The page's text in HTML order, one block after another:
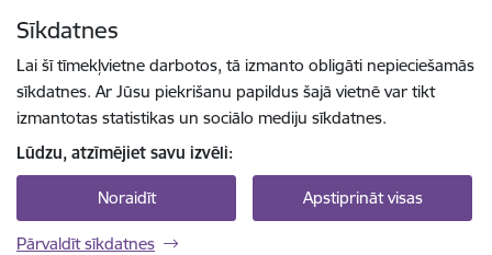
Sīkdatnes
Lai šī tīmekļvietne darbotos, tā izmanto obligāti nepieciešamās
sīkdatnes. Ar Jūsu piekrišanu papildus šajā vietnē var tikt
izmantotas statistikas un sociālo mediju sīkdatnes.
Lūdzu, atzīmējiet savu izvēli:
Noraidīt Apstiprināt visas
Pārvaldīt sīkdatnes